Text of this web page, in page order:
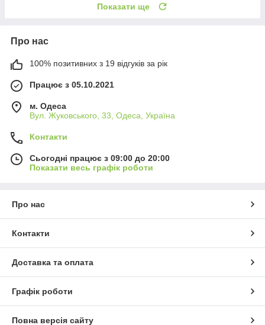
Показати ще
Про нас
100% позитивних з 19 відгуків за рік
Працює з 05.10.2021
м. Одеса
Вул. Жуковського, 33, Одеса, Україна
Контакти
Сьогодні працює з 09:00 до 20:00
Показати весь графік роботи
Про нас
Контакти
Доставка та оплата
Графік роботи
Повна версія сайту